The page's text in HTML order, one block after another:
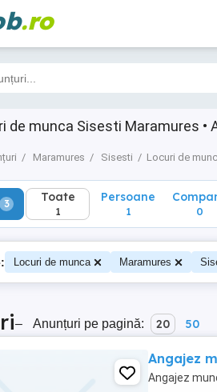
.ro
de munca Sisesti Maramures •
Maramures Sisesti Locuri de
Toate
1
3 Toate
1
Persoane
1 0
Locuri de munca Maramures
– Anunțuri pe pagină: 20 50
Angajez
Angajez